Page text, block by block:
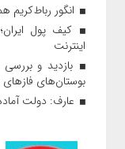
انگور رباط‌کریم
کیف پول
اینترنت
بازدید و
بوستان‌های
عارف: دولت